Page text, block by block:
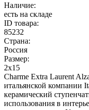
Наличие:
есть на складе
ID товара:
85232
Страна:
Россия
Размер:
2x15
Charme Extra Laurent
итальянской компании
керамический
использования в